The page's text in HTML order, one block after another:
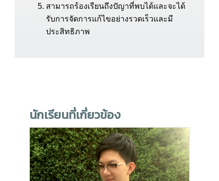
สามารถร้องเรียนถึงปัญาที่พบได้และจะได้
รับการจัดการแก้ไขอย่างรวดเร็วและมี
ประสิทธิภาพ
นักเรียนที่เกี่ยวข้อง